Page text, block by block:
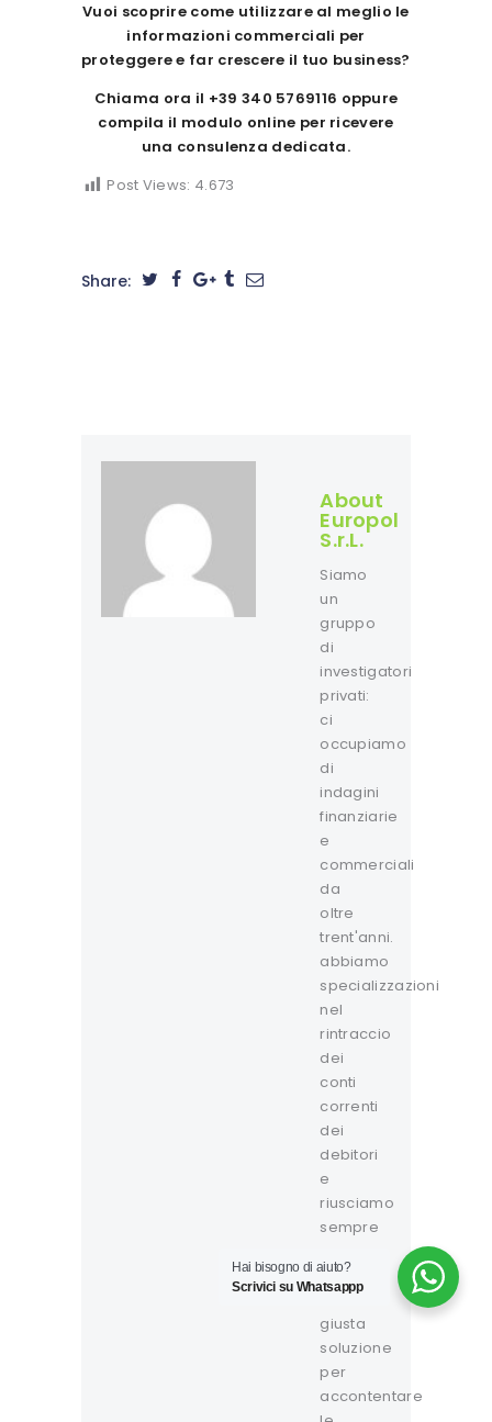
Vuoi scoprire come utilizzare al meglio le
informazioni commerciali per
proteggere e far crescere il tuo business?
Chiama ora il +39 340 5769116 oppure
compila il modulo online per ricevere
una consulenza dedicata.
Post Views: 4.673
Share:
About
Europol
S.r.L.
Siamo
un
gruppo
di
investigatori
privati:
ci
occupiamo
di
indagini
finanziarie
e
commerciali
da
oltre
trent'anni.
abbiamo
specializzazioni
nel
rintraccio
dei
conti
correnti
dei
debitori
e
riusciamo
sempre
trovare
giusta
soluzione
per
accontentare
Hai bisogno di aiuto?
Scrivici su Whatsappp